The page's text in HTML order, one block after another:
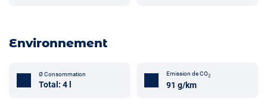
Environnement
Ø Consommation
Total: 4 l
Emission de CO2
91 g/km